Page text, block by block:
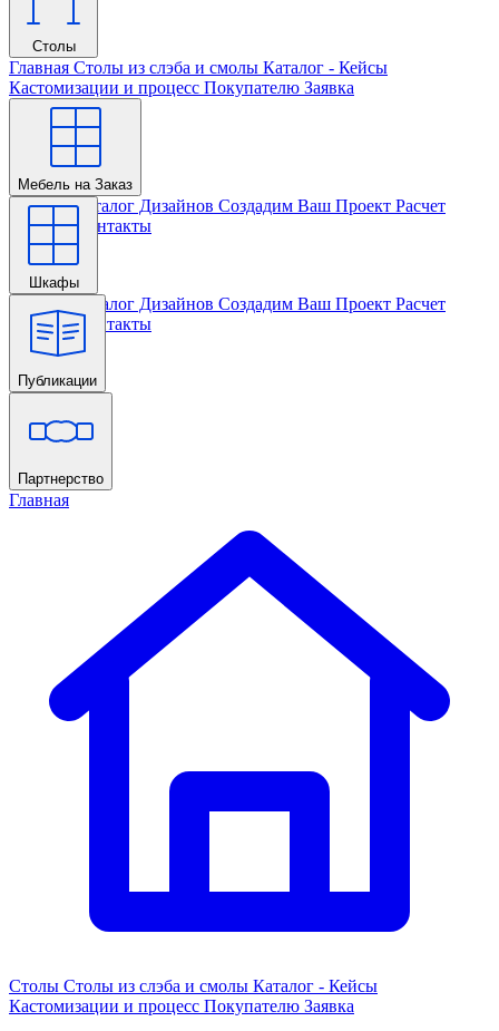
Столы
Главная Столы из слэба и смолы Каталог - Кейсы
Кастомизации и процесс Покупателю Заявка
Мебель на Заказ
Главная Каталог Дизайнов Создадим Ваш Проект Расчет
Проекта
Контакты
Шкафы
Главная Каталог Дизайнов Создадим Ваш Проект Расчет
Проекта Контакты
Публикации
Главная
Партнерство
Главная
Столы Столы из слэба и смолы Каталог - Кейсы
Кастомизации и процесс Покупателю Заявка